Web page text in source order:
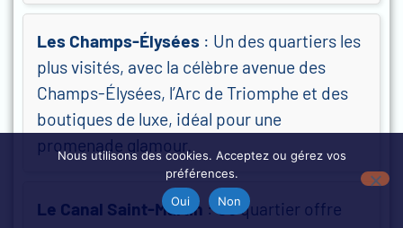
Les Champs-Élysées : Un des quartiers les
plus visités, avec la célèbre avenue des
Champs-Élysées, l’Arc de Triomphe et des
boutiques de luxe, idéal pour une
promenade glamour.
Le Canal Saint-Martin : Ce quartier offre
Nous utilisons des cookies. Acceptez ou gérez vos
préférences.
Oui
Non